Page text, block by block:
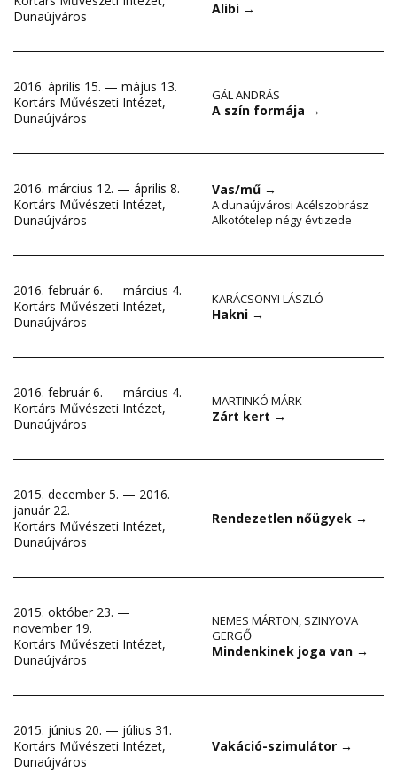
Dunaújváros
Alibi →
2016. április 15. — május 13.
Kortárs Művészeti Intézet,
Dunaújváros
GÁL ANDRÁS
A szín formája →
2016. március 12. — április 8.
Kortárs Művészeti Intézet,
Dunaújváros
Vas/mű →
A dunaújvárosi Acélszobrász
Alkotótelep négy évtizede
2016. február 6. — március 4.
Kortárs Művészeti Intézet,
Dunaújváros
KARÁCSONYI LÁSZLÓ
Hakni →
2016. február 6. — március 4.
Kortárs Művészeti Intézet,
Dunaújváros
MARTINKÓ MÁRK
Zárt kert →
2015. december 5. — 2016.
január 22.
Kortárs Művészeti Intézet,
Dunaújváros
Rendezetlen nőügyek →
2015. október 23. —
november 19.
Kortárs Művészeti Intézet,
Dunaújváros
NEMES MÁRTON, SZINYOVA
GERGŐ
Mindenkinek joga van →
2015. június 20. — július 31.
Kortárs Művészeti Intézet,
Dunaújváros
Vakáció-szimulátor →